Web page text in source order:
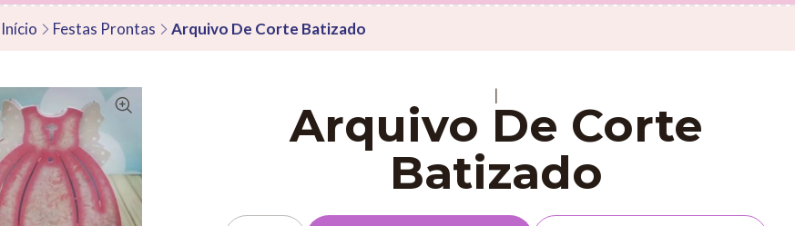
Início Festas Prontas Arquivo De Corte Batizado
|
Arquivo De Corte
Batizado